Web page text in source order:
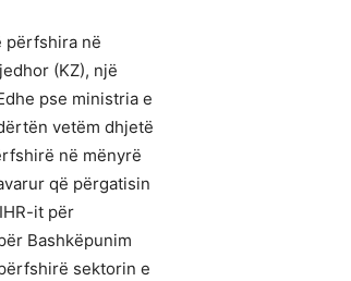
përfshira në
(KZ), një
pse ministria e
vetëm dhjetë
në mënyrë
që përgatisin
it për
Bashkëpunim
sektorin e